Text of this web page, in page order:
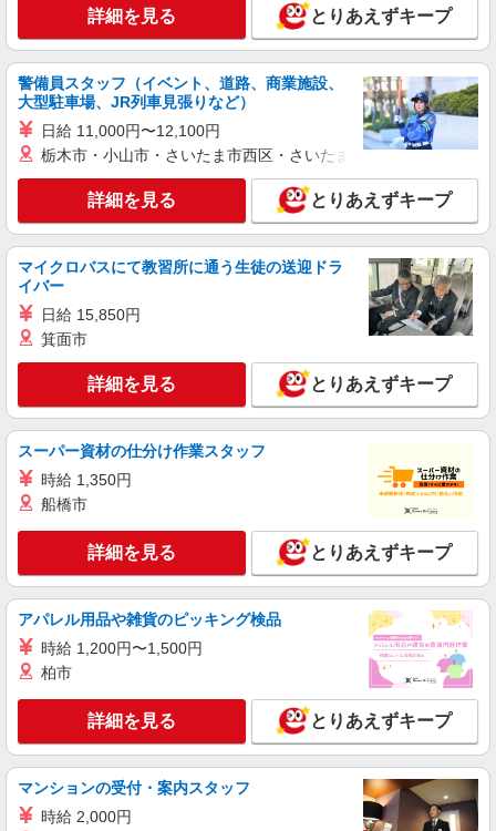
パート
コンパスグループ・ジャパン株式会社 21351_p
調理補助【アルバイト・パート】
時給1,150円〜1,200円 試用期間中 時給1,150
合、残業代を1分単位で別途支給します。
ＬＩＸＩＬ野田技術開発センター （千葉県野
田市中里3000 LIXIL野田技術開発センター社員食
詳細を見る
アルバイト パート
オリーブの丘 野田つつみ野店
時給1220円 ※22:00以降は時給1525円 ■土日・
祝手当 土日・祝は時給＋100円
千葉県野田市つつみ野1-2-4
詳細を見る
アルバイト パート
すき家 野田つつみ野店
すき家の店舗スタッフ（接客・調理・清掃な
ど）
時給1,538円
千葉県野田市つつみ野1-2-4
詳細を見る
パート
すき家 野田花井店
すき家の店舗スタッフ（接客・調理・清掃な
ど）
詳細を見る とりあえずキープ
警備員スタッフ（イベント、道路、商業施設、
大型駐車場、JR列車見張りなど）
日給 11,000円〜12,100円
栃木市・小山市・さいたま市西区・さいたま市岩槻区・久喜市・
詳細を見る とりあえずキープ
マイクロバスにて教習所に通う生徒の送迎ドラ
イバー
日給 15,850円
箕面市
詳細を見る とりあえずキープ
スーパー資材の仕分け作業スタッフ
時給 1,350円
船橋市
詳細を見る とりあえずキープ
アパレル用品や雑貨のピッキング検品
時給 1,200円〜1,500円
柏市
詳細を見る とりあえずキープ
マンションの受付・案内スタッフ
時給 2,000円